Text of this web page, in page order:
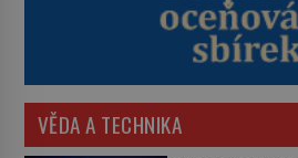
VĚDA A TECHNIKA